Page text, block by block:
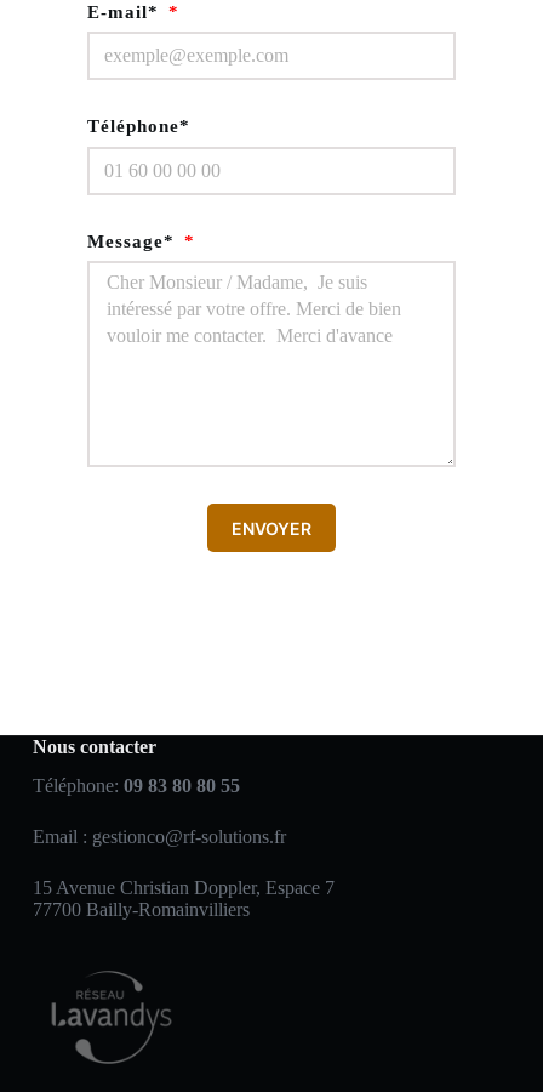
E-mail*
Téléphone*
Message*
ENVOYER
Nous contacter
Téléphone: 09 83 80 80 55
Email : gestionco@rf-solutions.fr
15 Avenue Christian Doppler, Espace 7
77700 Bailly-Romainvilliers